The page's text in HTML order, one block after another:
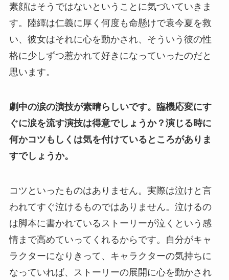
素顔はそうではないということに気づいていきま
す。陸繹は仁義に厚く何度も命懸けで袁今夏を救
い、彼女はそれに心を動かされ、そういう彼の性
格に少しずつ惹かれて好きになっていったのだと
思います。
劇中の涙の演技が素晴らしいです。臨機応変にす
ぐに涙を流す演技は得意でしょうか？演じる時に
何かコツもしくは気を付けているところがありま
すでしょうか。
コツといったものはありません。実際は泣けと言
われてすぐ泣けるものではありません。泣けるの
は脚本に書かれているストーリーが泣くという感
情まで高めていってくれるからです。自分がキャ
ラクターになりきって、キャラクターの気持ちに
なっていれば、ストーリーの展開に心を動かされ